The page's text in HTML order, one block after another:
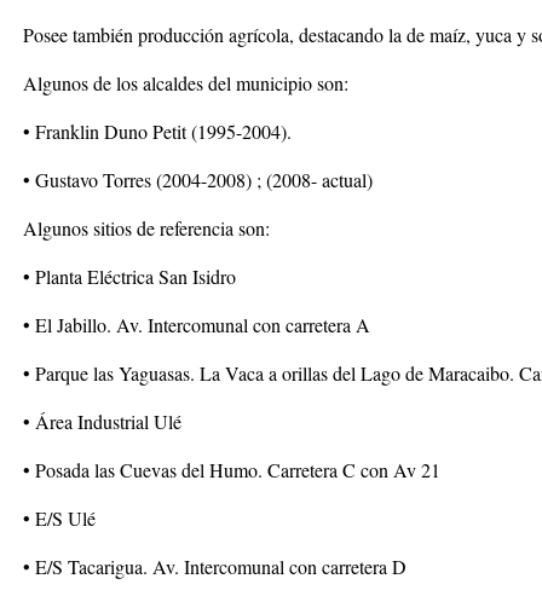
Posee también producción agrícola, destacando la de maíz, yuca y
Algunos de los alcaldes del municipio son:
• Franklin Duno Petit (1995-2004).
• Gustavo Torres (2004-2008) ; (2008- actual)
Algunos sitios de referencia son:
• Planta Eléctrica San Isidro
• El Jabillo. Av. Intercomunal con carretera A
• Parque las Yaguasas. La Vaca a orillas del Lago de Maracaibo.
• Área Industrial Ulé
• Posada las Cuevas del Humo. Carretera C con Av 21
• E/S Ulé
• E/S Tacarigua. Av. Intercomunal con carretera D